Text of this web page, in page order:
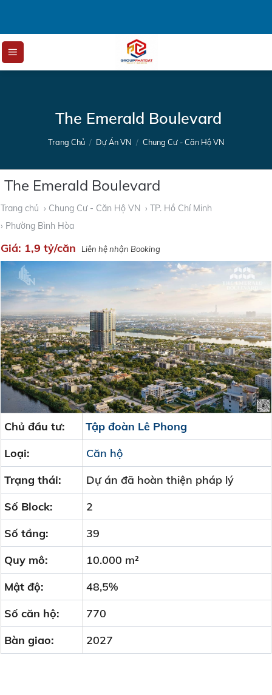
content
The Emerald Boulevard
Trang Chủ / Dự Án VN / Chung Cư - Căn Hộ VN
The Emerald Boulevard
Trang chủ › Chung Cư - Căn Hộ VN › TP. Hồ Chí Minh
› Phường Bình Hòa
Giá: 1,9 tỷ/căn Liên hệ nhận Booking
Chủ đầu tư:
Tập đoàn Lê Phong
Loại:
Căn hộ
Trạng thái:
Dự án đã hoàn thiện pháp lý
Số Block:
2
Số tầng:
39
Quy mô:
10.000 m²
Mật độ:
48,5%
Số căn hộ:
770
Bàn giao:
2027